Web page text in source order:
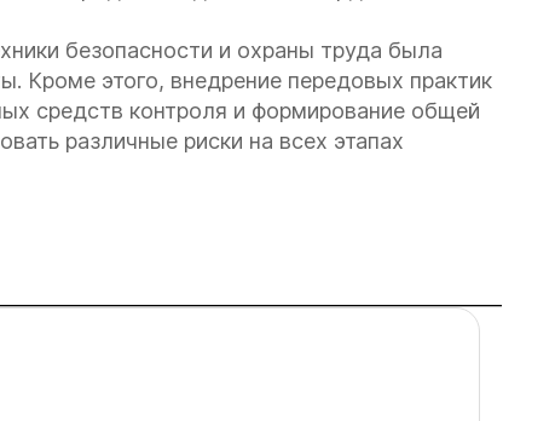
безопасности и охраны труда была
Кроме этого, внедрение передовых практик
средств контроля и формирование общей
различные риски на всех этапах